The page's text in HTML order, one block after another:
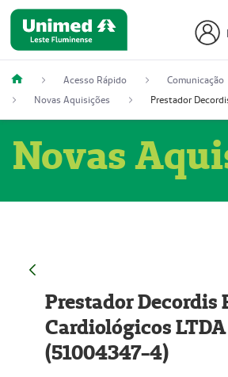
Acesso Rápido
Comunicação
Novas Aquisições
Novas
Prestador Decordis
Cardiológicos LTDA
(51004347-4)